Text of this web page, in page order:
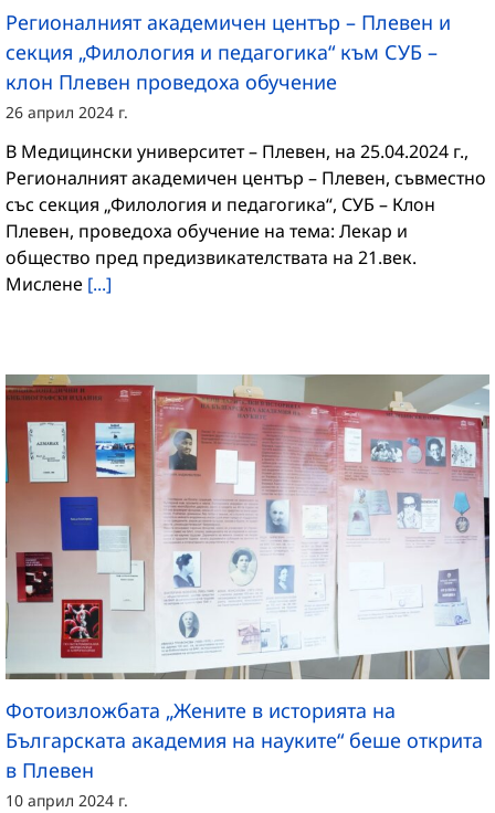
Регионалният академичен център – Плевен и
секция „Филология и педагогика“ към СУБ –
клон Плевен проведоха обучение
26 април 2024 г.
В Медицински университет – Плевен, на 25.04.2024 г.,
Регионалният академичен център – Плевен, съвместно
със секция „Филология и педагогика“, СУБ – Клон
Плевен, проведоха обучение на тема: Лекар и
общество пред предизвикателствата на 21.век.
Мислене [...]
Фотоизложбата „Жените в историята на
Българската академия на науките“ беше открита
в Плевен
10 април 2024 г.